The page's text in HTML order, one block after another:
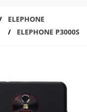
ELEPHONE
ELEPHONE P3000S